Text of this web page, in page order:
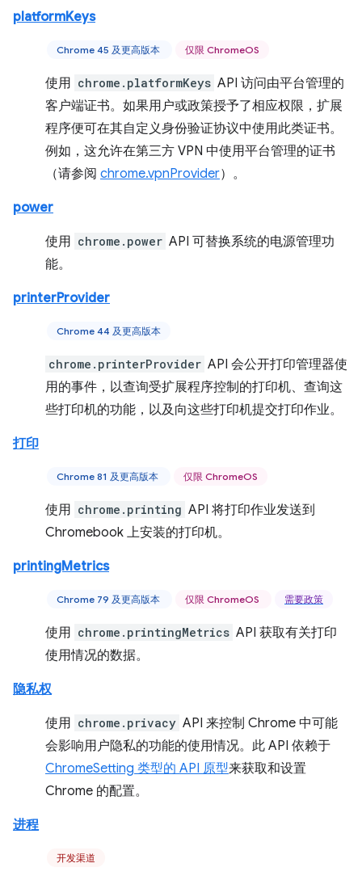
platformKeys
Chrome 45 及更高版本 仅限 ChromeOS
使用 chrome.platformKeys API 访问由平台管理的
客户端证书。如果用户或政策授予了相应权限，扩展
程序便可在其自定义身份验证协议中使用此类证书。
例如，这允许在第三方 VPN 中使用平台管理的证书
（请参阅 chrome.vpnProvider）。
power
使用 chrome.power API 可替换系统的电源管理功
能。
printerProvider
Chrome 44 及更高版本
chrome.printerProvider API 会公开打印管理器使
用的事件，以查询受扩展程序控制的打印机、查询这
些打印机的功能，以及向这些打印机提交打印作业。
打印
Chrome 81 及更高版本 仅限 ChromeOS
使用 chrome.printing API 将打印作业发送到
Chromebook 上安装的打印机。
printingMetrics
Chrome 79 及更高版本 仅限 ChromeOS 需要政策
使用 chrome.printingMetrics API 获取有关打印
使用情况的数据。
隐私权
使用 chrome.privacy API 来控制 Chrome 中可能
会影响用户隐私的功能的使用情况。此 API 依赖于
ChromeSetting 类型的 API 原型来获取和设置
Chrome 的配置。
进程
开发渠道